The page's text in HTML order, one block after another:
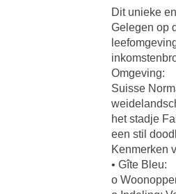
Dit unieke
Gelegen op
Omgeving:
Suisse
het stadje
een stil
Kenmerken
• Gîte Bleu:
o